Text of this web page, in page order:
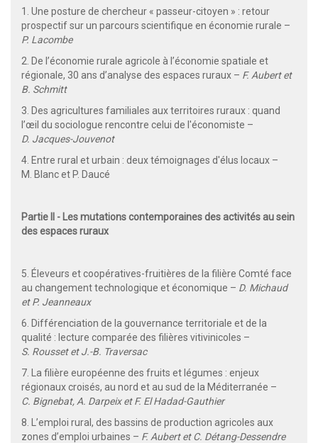
1. Une posture de chercheur « passeur-citoyen » : retour
prospectif sur un parcours scientifique en économie rurale –
P. Lacombe
2. De l’économie rurale agricole à l’économie spatiale et
régionale, 30 ans d’analyse des espaces ruraux – F. Aubert et
B. Schmitt
3. Des agricultures familiales aux territoires ruraux : quand
l’œil du sociologue rencontre celui de l'économiste –
D. Jacques-Jouvenot
4. Entre rural et urbain : deux témoignages d'élus locaux –
M. Blanc et P. Daucé
Partie II - Les mutations contemporaines des activités au sein
des espaces ruraux
5. Éleveurs et coopératives-fruitières de la filière Comté face
au changement technologique et économique – D. Michaud
et P. Jeanneaux
6. Différenciation de la gouvernance territoriale et de la
qualité : lecture comparée des filières vitivinicoles –
S. Rousset et J.-B. Traversac
7. La filière européenne des fruits et légumes : enjeux
régionaux croisés, au nord et au sud de la Méditerranée –
C. Bignebat, A. Darpeix et F. El Hadad-Gauthier
8. L’emploi rural, des bassins de production agricoles aux
zones d’emploi urbaines – F. Aubert et C. Détang-Dessendre